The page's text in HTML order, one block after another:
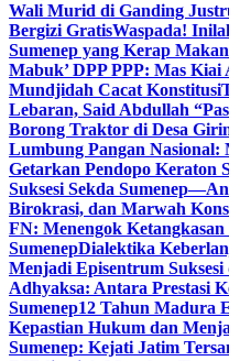
Wali Murid di Ganding
Bergizi GratisWaspada!
Sumenep yang Kerap
Mabuk’ DPP PPP: Mas
Mundjidah Cacat Konstitusi
Lebaran, Said Abdullah
Borong Traktor di Desa
Lumbung Pangan Nasional:
Getarkan Pendopo Keraton
Suksesi Sekda
Birokrasi, dan Marwah
FN: Menengok
SumenepDialektika
Menjadi Episentrum Suksesi
Adhyaksa: Antara Prestasi
Sumenep12 Tahun Madura
Kepastian Hukum dan
Sumenep: Kejati Jatim